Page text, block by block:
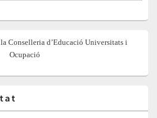
Conselleria d’Educació Universitats i
Ocupació